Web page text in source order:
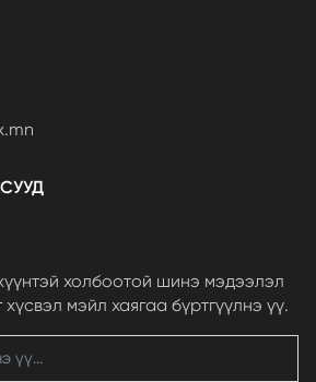
холбоотой шинэ мэдээлэл
мэйл хаягаа бүртгүүлнэ үү.